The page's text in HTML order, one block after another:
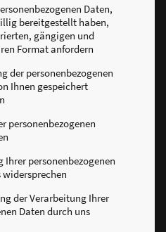
Daten,
bereitgestellt haben,
gängigen und
Format anfordern
der personenbezogenen
Ihnen gespeichert
personenbezogenen
Ihrer personenbezogenen
widersprechen
der Verarbeitung Ihrer
Daten durch uns